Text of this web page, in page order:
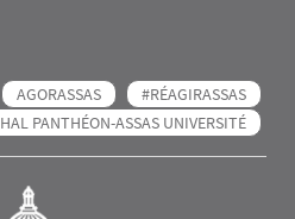
AGORASSAS
#RÉAGIRASSAS
HAL PANTHÉON-ASSAS UNIVERSITÉ